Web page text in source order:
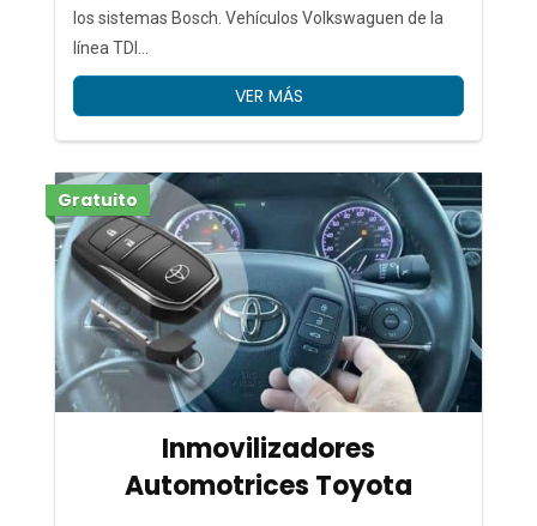
los sistemas Bosch. Vehículos Volkswaguen de la
línea TDI...
VER MÁS
Gratuito
Inmovilizadores
Automotrices Toyota